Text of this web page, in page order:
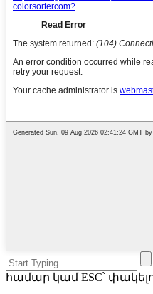
համար կամ ESC՝